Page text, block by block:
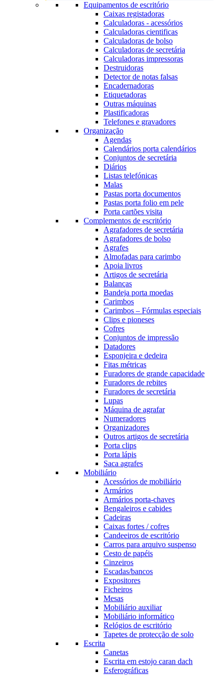
Equipamentos de escritório
Caixas registadoras
Calculadoras - acessórios
Calculadoras cientificas
Calculadoras de bolso
Calculadoras de secretária
Calculadoras impressoras
Destruidoras
Detector de notas falsas
Encadernadoras
Etiquetadoras
Outras máquinas
Plastificadoras
Telefones e gravadores
Organização
Agendas
Calendários porta calendários
Conjuntos de secretária
Diários
Listas telefónicas
Malas
Pastas porta documentos
Pastas porta folio em pele
Porta cartões visita
Complementos de escritório
Agrafadores de secretária
Agrafadores de bolso
Agrafes
Almofadas para carimbo
Apoia livros
Artigos de secretária
Balanças
Bandeja porta moedas
Carimbos
Carimbos – Fórmulas especiais
Clips e pioneses
Cofres
Conjuntos de impressão
Datadores
Esponjeira e dedeira
Fitas métricas
Furadores de grande capacidade
Furadores de rebites
Furadores de secretária
Lupas
Máquina de agrafar
Numeradores
Organizadores
Outros artigos de secretária
Porta clips
Porta lápis
Saca agrafes
Mobiliário
Acessórios de mobiliário
Armários
Armários porta-chaves
Bengaleiros e cabides
Cadeiras
Caixas fortes / cofres
Candeeiros de escritório
Carros para arquivo suspenso
Cesto de papéis
Cinzeiros
Escadas/bancos
Expositores
Ficheiros
Mesas
Mobiliário auxiliar
Mobiliário informático
Relógios de escritório
Tapetes de protecção de solo
Escrita
Canetas
Escrita em estojo caran dach
Esferográficas